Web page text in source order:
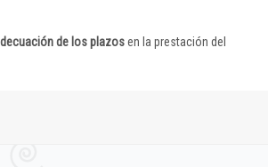
de los plazosen la prestación del